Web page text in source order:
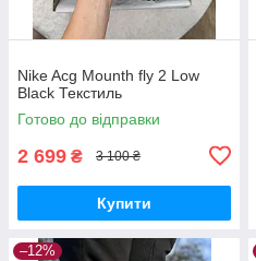
Nike Acg Mounth fly 2 Low
Black Текстиль
Готово до відправки
2 699 ₴ 3 100 ₴
Купити
–12%